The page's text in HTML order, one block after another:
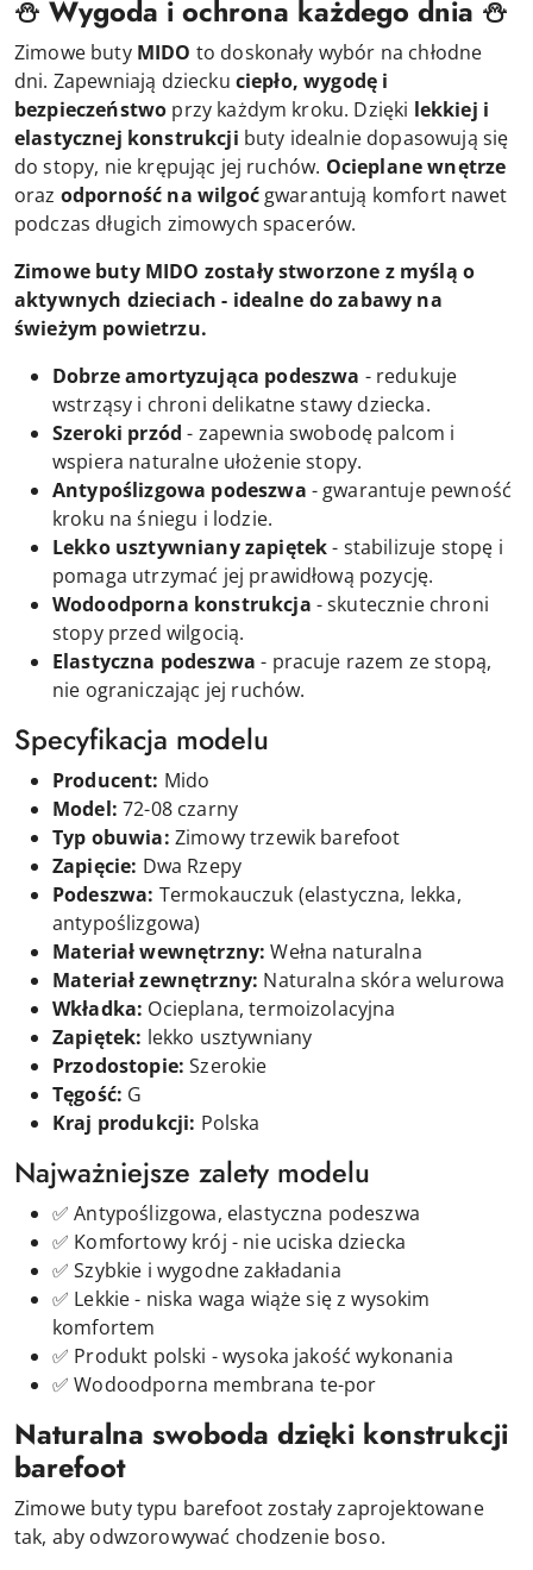
⛄ Wygoda i ochrona każdego dnia ⛄
Zimowe buty MIDO to doskonały wybór na chłodne
dni. Zapewniają dziecku ciepło, wygodę i
bezpieczeństwo przy każdym kroku. Dzięki lekkiej i
elastycznej konstrukcji buty idealnie dopasowują się
do stopy, nie krępując jej ruchów. Ocieplane wnętrze
oraz odporność na wilgoćgwarantują komfort nawet
podczas długich zimowych spacerów.
Zimowe buty MIDO zostały stworzone z myślą o
aktywnych dzieciach - idealne do zabawy na
świeżym powietrzu.
Dobrze amortyzująca podeszwa - redukuje
wstrząsy i chroni delikatne stawy dziecka.
Szeroki przód - zapewnia swobodę palcom i
wspiera naturalne ułożenie stopy.
Antypoślizgowa podeszwa - gwarantuje pewność
kroku na śniegu i lodzie.
Lekko usztywniany zapiętek- stabilizuje stopę i
pomaga utrzymać jej prawidłową pozycję.
Wodoodporna konstrukcja - skutecznie chroni
stopy przed wilgocią.
Elastyczna podeszwa - pracuje razem ze stopą,
nie ograniczając jej ruchów.
Specyfikacja modelu
Producent: Mido
Model: 72-08 czarny
Typ obuwia: Zimowy trzewik barefoot
Zapięcie: Dwa Rzepy
Podeszwa: Termokauczuk (elastyczna, lekka,
antypoślizgowa)
Materiał wewnętrzny: Wełna naturalna
Materiał zewnętrzny: Naturalna skóra welurowa
Wkładka: Ocieplana, termoizolacyjna
Zapiętek: lekko usztywniany
Przodostopie: Szerokie
Tęgość: G
Kraj produkcji: Polska
Najważniejsze zalety modelu
✅ Antypoślizgowa, elastyczna podeszwa
✅ Komfortowy krój - nie uciska dziecka
✅ Szybkie i wygodne zakładania
✅ Lekkie - niska waga wiąże się z wysokim
komfortem
✅ Produkt polski - wysoka jakość wykonania
✅ Wodoodporna membrana te-por
Naturalna swoboda dzięki konstrukcji
barefoot
Zimowe buty typu barefoot zostały zaprojektowane
tak, aby odwzorowywać chodzenie boso.